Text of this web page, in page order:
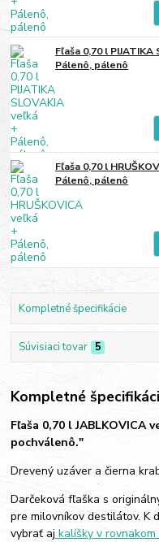
Fľaša 0,70 l PIJATIKA
Pálenô, pálenô
Fľaša 0,70 l
Pálenô, pálenô
Kompletné špecifikácie
Súvisiaci tovar 5
Kompletné
Fľaša 0,70 l
pochválenô."
Drevený uzáver a čierna
Darčeková fľaška s
pre milovníkov destilátov. K
vybrať aj kalíšky v